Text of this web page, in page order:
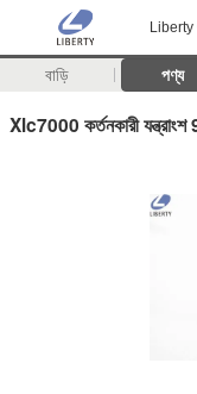
বাড়ি পণ্য
Xlc7000 কর্তনকারী